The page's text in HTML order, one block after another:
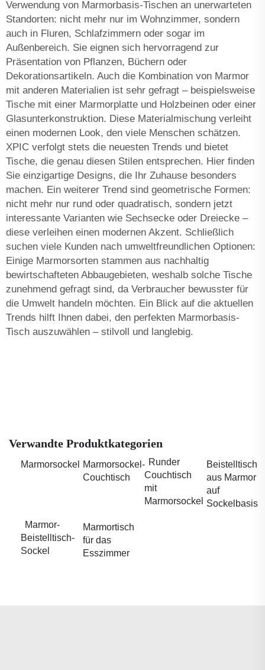
Verwendung von Marmorbasis-Tischen an unerwarteten
Standorten: nicht mehr nur im Wohnzimmer, sondern
auch in Fluren, Schlafzimmern oder sogar im
Außenbereich. Sie eignen sich hervorragend zur
Präsentation von Pflanzen, Büchern oder
Dekorationsartikeln. Auch die Kombination von Marmor
mit anderen Materialien ist sehr gefragt – beispielsweise
Tische mit einer Marmorplatte und Holzbeinen oder einer
Glasunterkonstruktion. Diese Materialmischung verleiht
einen modernen Look, den viele Menschen schätzen.
XPIC verfolgt stets die neuesten Trends und bietet
Tische, die genau diesen Stilen entsprechen. Hier finden
Sie einzigartige Designs, die Ihr Zuhause besonders
machen. Ein weiterer Trend sind geometrische Formen:
nicht mehr nur rund oder quadratisch, sondern jetzt
interessante Varianten wie Sechsecke oder Dreiecke –
diese verleihen einen modernen Akzent. Schließlich
suchen viele Kunden nach umweltfreundlichen Optionen:
Einige Marmorsorten stammen aus nachhaltig
bewirtschafteten Abbaugebieten, weshalb solche Tische
zunehmend gefragt sind, da Verbraucher bewusster für
die Umwelt handeln möchten. Ein Blick auf die aktuellen
Trends hilft Ihnen dabei, den perfekten Marmorbasis-
Tisch auszuwählen – stilvoll und langlebig.
Verwandte Produktkategorien
Marmorsockel
Marmorsockel-
Couchtisch
Runder
Couchtisch
mit
Marmorsockel
Beistelltisch
aus Marmor
auf
Sockelbasis
Marmor-
Beistelltisch-
Sockel
Marmortisch
für das
Esszimmer